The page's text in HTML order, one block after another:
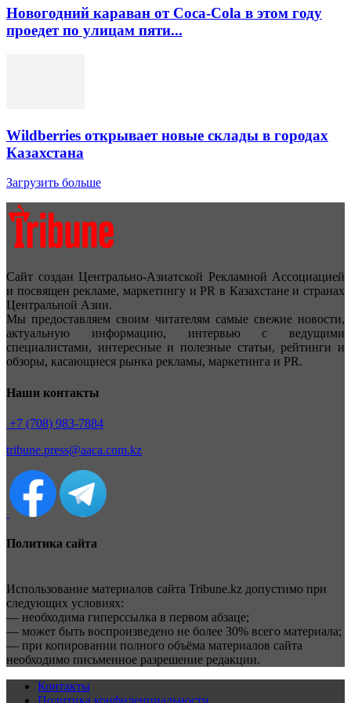
Новогодний караван от Coca-Cola в этом году
проедет по улицам пяти...
Wildberries открывает новые склады в городах
Казахстана
Загрузить больше
Сайт создан Центрально-Азиатской Рекламной Ассоциацией
и посвящен рекламе, маркетингу и PR в Казахстане и странах
Центральной Азии.
Мы предоставляем своим читателям самые свежие новости,
актуальную информацию, интервью с ведущими
специалистами, интересные и полезные статьи, рейтинги и
обзоры, касающиеся рынка рекламы, маркетинга и PR.
Наши контакты
+7 (708) 983-7884
tribune.press@aaca.com.kz
Политика сайта
Использование материалов сайта Tribune.kz допустимо при
следующих условиях:
— необходима гиперссылка в первом абзаце;
— может быть воспроизведено не более 30% всего материала;
— при копировании полного объёма материалов сайта
необходимо письменное разрешение редакции.
Контакты
Политика конфиденциальности